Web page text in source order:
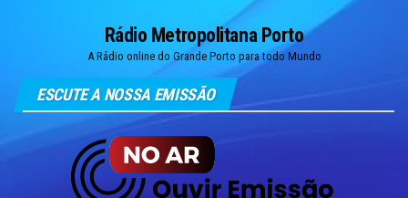
Rádio Metropolitana Porto
A Rádio online do Grande Porto para todo Mundo
ESCUTE A NOSSA EMISSÃO